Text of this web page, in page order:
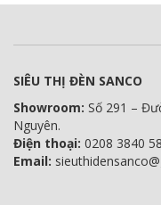
SIÊU THỊ ĐÈN SANCO
Showroom: Số 291 –
Nguyên.
Điện thoại: 0208 3840
Email: